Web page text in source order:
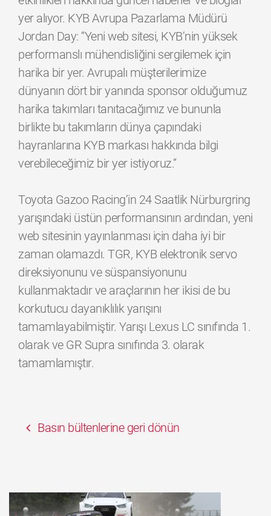
yer alıyor. KYB Avrupa Pazarlama Müdürü
Jordan Day: “Yeni web sitesi, KYB’nin yüksek
performanslı mühendisliğini sergilemek için
harika bir yer. Avrupalı müşterilerimize
dünyanın dört bir yanında sponsor olduğumuz
harika takımları tanıtacağımız ve bununla
birlikte bu takımların dünya çapındaki
hayranlarına KYB markası hakkında bilgi
verebileceğimiz bir yer istiyoruz.”
Toyota Gazoo Racing’in 24 Saatlik Nürburgring
yarışındaki üstün performansının ardından, yeni
web sitesinin yayınlanması için daha iyi bir
zaman olamazdı. TGR, KYB elektronik servo
direksiyonunu ve süspansiyonunu
kullanmaktadır ve araçlarının her ikisi de bu
korkutucu dayanıklılık yarışını
tamamlayabilmiştir. Yarışı Lexus LC sınıfında 1.
olarak ve GR Supra sınıfında 3. olarak
tamamlamıştır.
Basın bültenlerine geri dönün